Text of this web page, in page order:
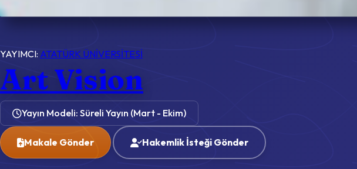
YAYIMCI: ATATÜRK ÜNİVERSİTESİ
Art Vision
Yayın Modeli: Süreli Yayın (Mart - Ekim)
Makale Gönder Hakemlik İsteği Gönder